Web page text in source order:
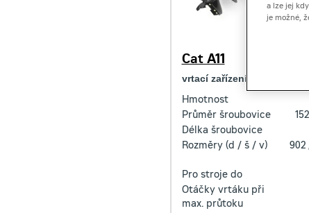
Cat A11
vrtací zařízení
Hmotnost
Průměr šroubovice
Délka šroubovice
Rozměry (d / š / v)
902
Pro stroje do
Otáčky vrtáku při
max. průtoku
a lze jej
je možné,